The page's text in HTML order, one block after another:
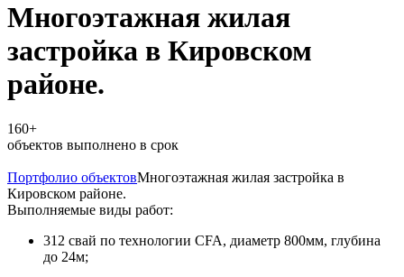
Многоэтажная жилая
застройка в Кировском
районе.
160+
объектов выполнено в срок
Портфолио объектовМногоэтажная жилая застройка в
Кировском районе.
Выполняемые виды работ:
312 свай по технологии CFA, диаметр 800мм, глубина
до 24м;